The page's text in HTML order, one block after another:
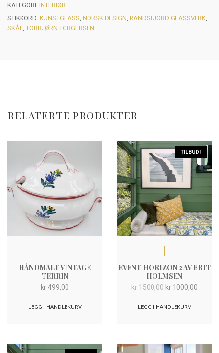
KATEGORI: INTERIØR
STIKKORD: KUNSTGLASS NORSK DESIGN RANDSFJORD GLASSVERK
SKÅL
,TORBJØRN TORGERSEN
RELATERTE PRODUKTER
HÅNDMALT VINTAGE
TERRIN
kr499,00
LEGG I HANDLEKURV
TILBUD!
EVENT HORIZON 2 AV BRIT
HOLMSEN
kr1500,00 Opprinnelig
var:
kr1000,00
LEGG I HANDLEKURV